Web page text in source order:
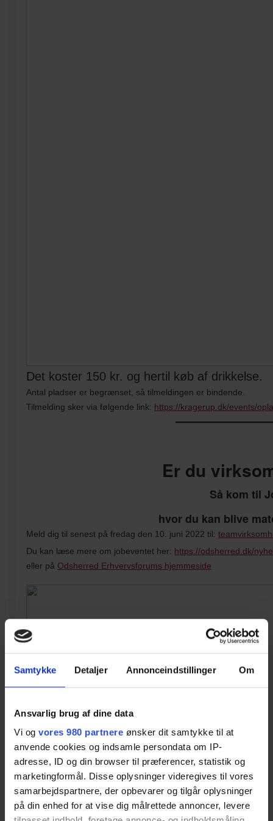
Samtykke Detaljer Annonceindstillinger Om
Ansvarlig brug af dine data
Vi og vores 980 partnere ønsker dit samtykke til at
anvende cookies og indsamle persondata om IP-
adresse, ID og din browser til præferencer, statistik og
marketingformål. Disse oplysninger videregives til vores
samarbejdspartnere, der opbevarer og tilgår oplysninger
på din enhed for at vise dig målrettede annoncer, levere
Det koster 150 kr. og hertil køb af drikkelse.
Antal pladser er begrænset, så tilmeldingen er bindende.
Tilmelding sker via følgende link: https://kragerup.dk/events/
Er du
Så kom til
hvor du kan blive
Meld dig til senest på fredag den 10. juni 2022 til:
Du kan læse mere om jobeventet her: https://odsherred.dk/
eller på Odsherred Erhvervsforums hjemmeside